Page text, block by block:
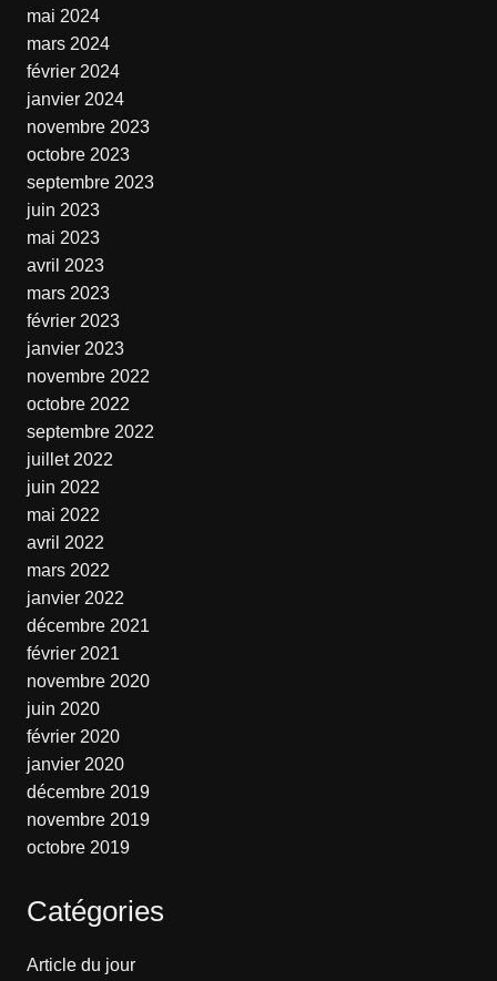
mai 2024
mars 2024
février 2024
janvier 2024
novembre 2023
octobre 2023
septembre 2023
juin 2023
mai 2023
avril 2023
mars 2023
février 2023
janvier 2023
novembre 2022
octobre 2022
septembre 2022
juillet 2022
juin 2022
mai 2022
avril 2022
mars 2022
janvier 2022
décembre 2021
février 2021
novembre 2020
juin 2020
février 2020
janvier 2020
décembre 2019
novembre 2019
octobre 2019
Catégories
Article du jour